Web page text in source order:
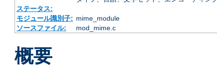
ステータス:
モジュール識別子: mime_module
ソースファイル:
mod_mime.c
概要